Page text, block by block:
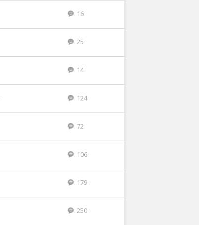
16
25
14
124
72
106
179
250